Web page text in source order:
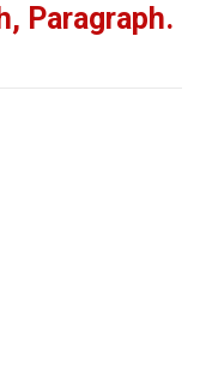
Paragraph.